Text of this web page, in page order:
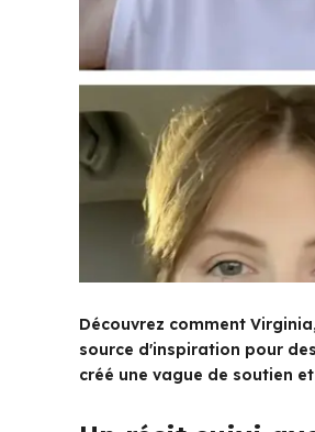
Découvrez comment
source d'inspiration pour
créé une vague de soutien